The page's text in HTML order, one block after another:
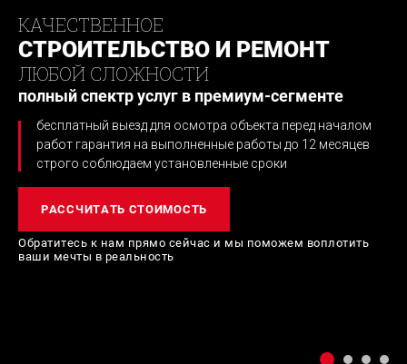
КАЧЕСТВЕННОЕ
СТРОИТЕЛЬСТВО И РЕМОНТ
ЛЮБОЙ СЛОЖНОСТИ
полный спектр услуг в премиум-сегменте
бесплатный выезд для осмотра объекта перед началом
работ гарантия на выполненные работы до 12 месяцев
строго соблюдаем установленные сроки
РАССЧИТАТЬ СТОИМОСТЬ
Обратитесь к нам прямо сейчас и мы поможем воплотить
ваши мечты в реальность